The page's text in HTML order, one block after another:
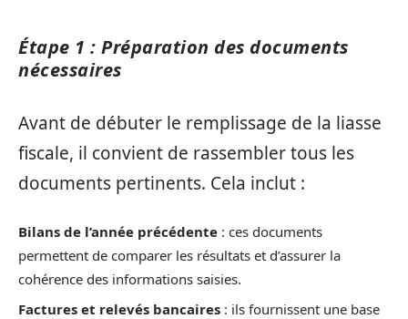
Étape 1 : Préparation des documents
nécessaires
Avant de débuter le remplissage de la liasse
fiscale, il convient de rassembler tous les
documents pertinents. Cela inclut :
Bilans de l’année précédente : ces documents
permettent de comparer les résultats et d’assurer la
cohérence des informations saisies.
Factures et relevés bancaires : ils fournissent une base